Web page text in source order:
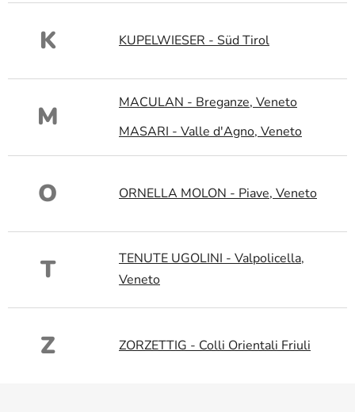
K KUPELWIESER - Süd Tirol
M
MACULAN - Breganze, Veneto
MASARI - Valle d'Agno, Veneto
O ORNELLA MOLON - Piave, Veneto
T
TENUTE UGOLINI - Valpolicella,
Veneto
Z ZORZETTIG - Colli Orientali Friuli